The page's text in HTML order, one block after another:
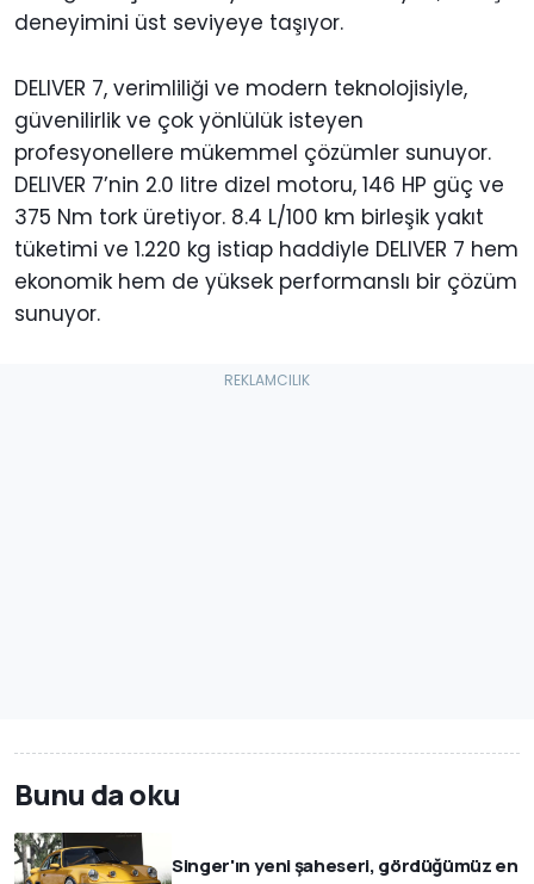
deneyimini üst seviyeye taşıyor.
DELIVER 7, verimliliği ve modern teknolojisiyle,
güvenilirlik ve çok yönlülük isteyen
profesyonellere mükemmel çözümler sunuyor.
DELIVER 7’nin 2.0 litre dizel motoru, 146 HP güç ve
375 Nm tork üretiyor. 8.4 L/100 km birleşik yakıt
tüketimi ve 1.220 kg istiap haddiyle DELIVER 7 hem
ekonomik hem de yüksek performanslı bir çözüm
sunuyor.
Bunu da oku
Singer'ın yeni şaheseri, gördüğümüz en